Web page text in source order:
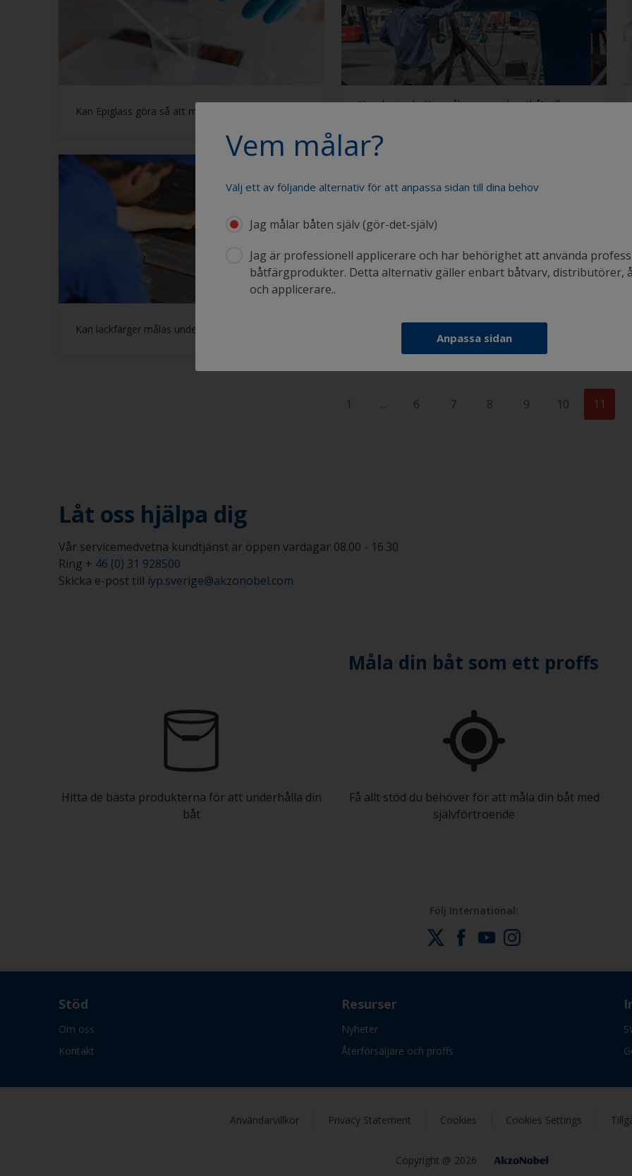
Kan Epiglass göra så att min lack gulnar?
Hur ska jag bottenmåla en ny gelcoatbåt, eller
Kan lackfärger målas under vatten?
1 ... 6 7 8 9 10 11
Låt oss hjälpa dig
Vår servicemedvetna kundtjänst är öppen vardagar 08.00 - 16.30
Ring + 46 (0) 31 928500
Skicka e-post till iyp.sverige@akzonobel.com
Vem målar?
Välj ett av följande alternativ för att anpassa sidan till dina behov
Jag målar båten själv (gör-det-själv)
Jag är professionell applicerare och har behörighet att använda
båtfärgprodukter. Detta alternativ gäller enbart båtvarv, distributörer,
och applicerare..
Anpassa sidan
Måla din båt som ett proffs
Hitta de bästa produkterna för att underhålla din
båt
Få allt stöd du behöver för att måla din båt med
självförtroende
Följ International:
Stöd
Om oss
Kontakt
Resurser
Nyheter
Återförsäljare och proffs
Användarvillkor Privacy Statement Cookies Cookies Settings
Copyright @ 2026